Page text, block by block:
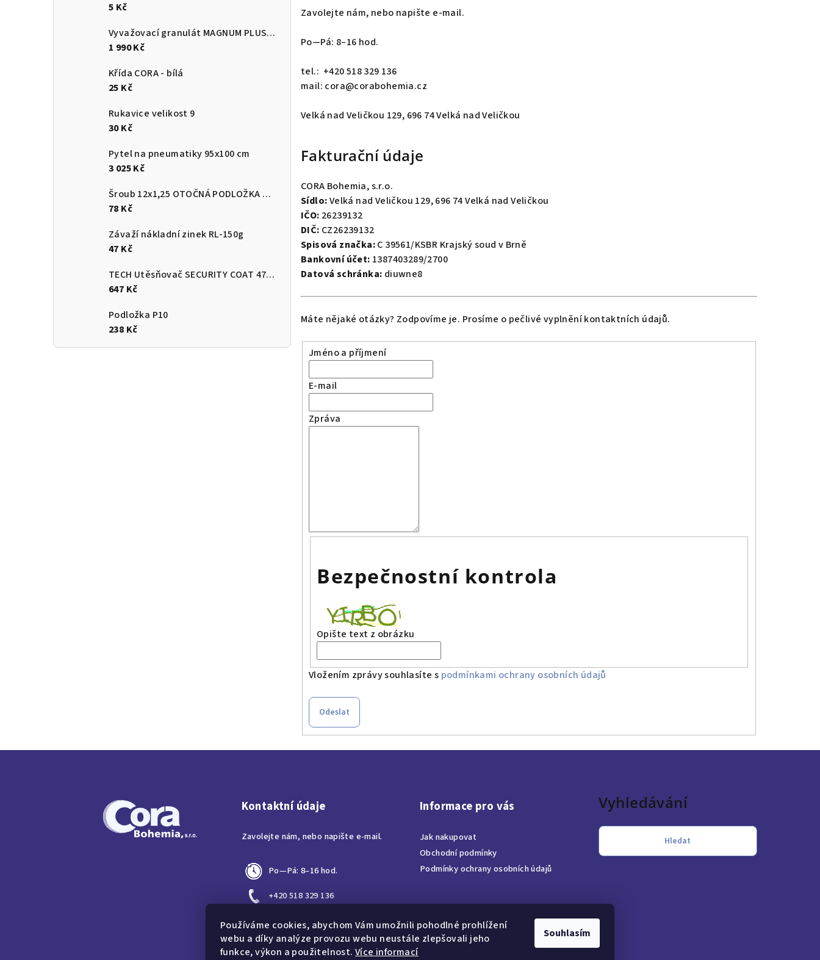
Používáme cookies, abychom Vám umožnili pohodlné prohlížení
webu a díky analýze provozu webu neustále zlepšovali jeho
funkce, výkon a použitelnost. Více informací
Souhlasím
5 Kč
Vyvažovací granulát MAGNUM PLUS 8kg
1 990 Kč
Křída CORA - bílá
25 Kč
Rukavice velikost 9
30 Kč
Pytel na pneumatiky 95x100 cm
3 025 Kč
Šroub 12x1,25 OTOČNÁ PODLOŽKA ROVNÁ
78 Kč
Závaží nákladní zinek RL-150g
47 Kč
TECH Utěsňovač SECURITY COAT 470ml
647 Kč
Podložka P10
238 Kč
Zavolejte nám, nebo napište e-mail.
Po—Pá: 8–16 hod.
tel.: +420 518 329 136
mail: cora@corabohemia.cz
Velká nad Veličkou 129, 696 74 Velká nad Veličkou
Fakturační údaje
CORA Bohemia, s.r.o.
Sídlo:Velká nad Veličkou 129, 696 74 Velká nad Veličkou
IČO: 26239132
DIČ: CZ26239132
Spisová značka:C 39561/KSBR Krajský soud v Brně
Bankovní účet: 1387403289/2700
Datová schránka: diuwne8
Máte nějaké otázky? Zodpovíme je. Prosíme o pečlivé vyplnění kontaktních údajů.
Jméno a příjmení
E-mail
Zpráva
Bezpečnostní kontrola
Opište text z obrázku
Vložením zprávy souhlasíte s podmínkami ochrany osobních údajů
Odeslat
Kontaktní údaje
Zavolejte nám, nebo napište e-mail.
Po—Pá: 8–16 hod.
+420 518 329 136
cora@corabohemia.cz
Informace pro vás
Jak nakupovat
Obchodní podmínky
Podmínky ochrany osobních údajů
Vyhledávání
Hledat